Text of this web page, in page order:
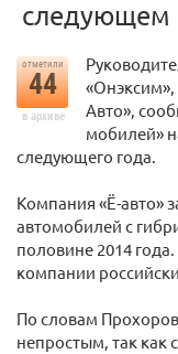
следующем
отметили
44
в архиве
Авто»,
мобилей»
следующего года.
Компания «Ё-авто»
автомобилей с
половине 2014
компании
По словам
непростым, так как